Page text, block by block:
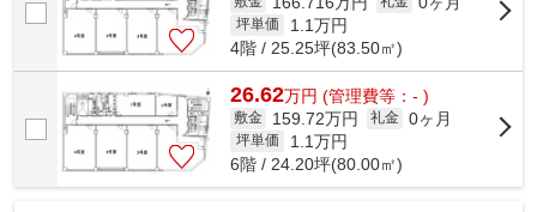
坪単価 1.1万円
4階 / 25.25坪(83.50㎡)
26.62万円 (管理費等：- )
敷金 159.72万円 礼金 0ヶ月
坪単価 1.1万円
6階 / 24.20坪(80.00㎡)